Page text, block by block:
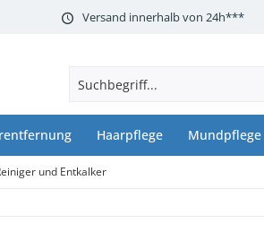
Versand innerhalb von 24h***
Haarpflege Mundpflege
und Entkalker